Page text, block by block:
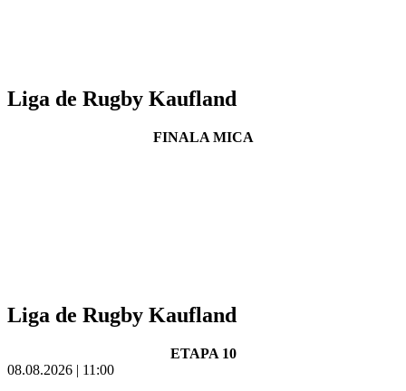
Liga de Rugby Kaufland
FINALA MICA
Liga de Rugby Kaufland
ETAPA 10
08.08.2026 | 11:00